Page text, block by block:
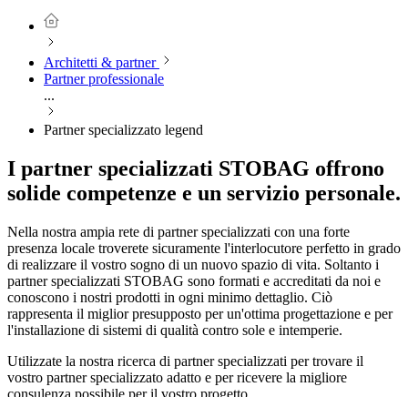
Architetti & partner
Partner professionale
...
Partner specializzato legend
I partner specializzati STOBAG offrono
solide competenze e un servizio personale.
Nella nostra ampia rete di partner specializzati con una forte
presenza locale troverete sicuramente l'interlocutore perfetto in grado
di realizzare il vostro sogno di un nuovo spazio di vita. Soltanto i
partner specializzati STOBAG sono formati e accreditati da noi e
conoscono i nostri prodotti in ogni minimo dettaglio. Ciò
rappresenta il miglior presupposto per un'ottima progettazione e per
l'installazione di sistemi di qualità contro sole e intemperie.
Utilizzate la nostra ricerca di partner specializzati per trovare il
vostro partner specializzato adatto e per ricevere la migliore
consulenza possibile per il vostro progetto.